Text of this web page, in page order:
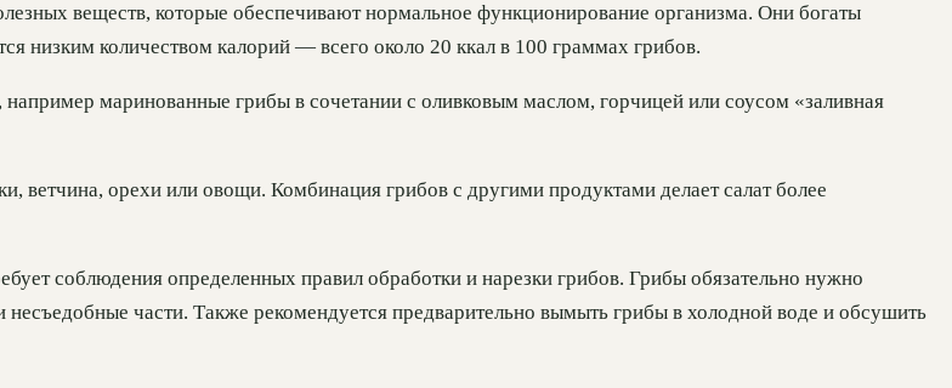
веществ, которые обеспечивают нормальное функционирование организма. Они богаты
низким количеством калорий — всего около 20 ккал в 100 граммах грибов.
маринованные грибы в сочетании с оливковым маслом, горчицей или соусом «заливная
ветчина, орехи или овощи. Комбинация грибов с другими продуктами делает салат более
соблюдения определенных правил обработки и нарезки грибов. Грибы обязательно нужно
части. Также рекомендуется предварительно вымыть грибы в холодной воде и обсушить